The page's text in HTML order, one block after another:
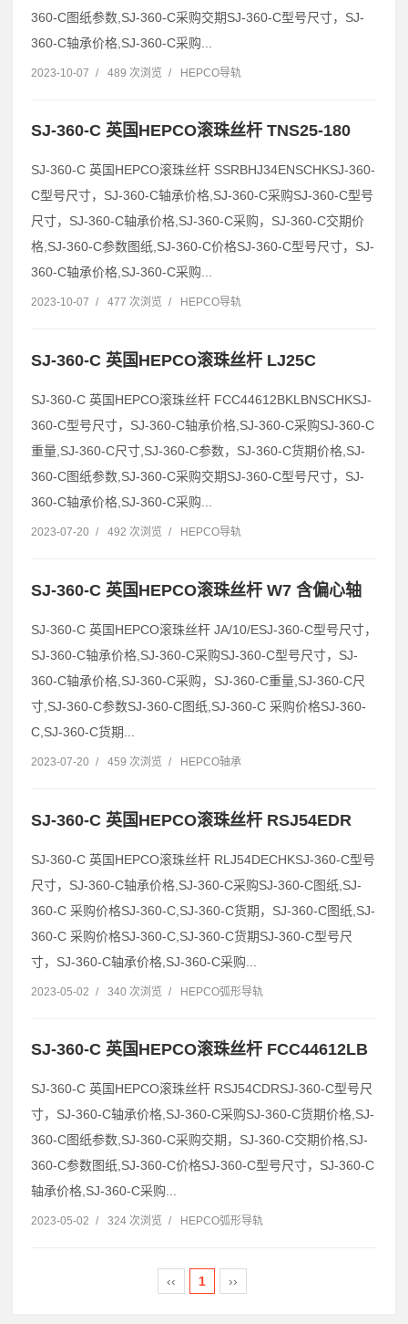
360-C图纸参数,SJ-360-C采购交期SJ-360-C型号尺寸，SJ-
360-C轴承价格,SJ-360-C采购...
2023-10-07 / 489 次浏览 / HEPCO导轨
SJ-360-C 英国HEPCO滚珠丝杆 TNS25-180
SJ-360-C 英国HEPCO滚珠丝杆 SSRBHJ34ENSCHKSJ-360-
C型号尺寸，SJ-360-C轴承价格,SJ-360-C采购SJ-360-C型号
尺寸，SJ-360-C轴承价格,SJ-360-C采购，SJ-360-C交期价
格,SJ-360-C参数图纸,SJ-360-C价格SJ-360-C型号尺寸，SJ-
360-C轴承价格,SJ-360-C采购...
2023-10-07 / 477 次浏览 / HEPCO导轨
SJ-360-C 英国HEPCO滚珠丝杆 LJ25C
SJ-360-C 英国HEPCO滚珠丝杆 FCC44612BKLBNSCHKSJ-
360-C型号尺寸，SJ-360-C轴承价格,SJ-360-C采购SJ-360-C
重量,SJ-360-C尺寸,SJ-360-C参数，SJ-360-C货期价格,SJ-
360-C图纸参数,SJ-360-C采购交期SJ-360-C型号尺寸，SJ-
360-C轴承价格,SJ-360-C采购...
2023-07-20 / 492 次浏览 / HEPCO导轨
SJ-360-C 英国HEPCO滚珠丝杆 W7 含偏心轴
SJ-360-C 英国HEPCO滚珠丝杆 JA/10/ESJ-360-C型号尺寸，
SJ-360-C轴承价格,SJ-360-C采购SJ-360-C型号尺寸，SJ-
360-C轴承价格,SJ-360-C采购，SJ-360-C重量,SJ-360-C尺
寸,SJ-360-C参数SJ-360-C图纸,SJ-360-C 采购价格SJ-360-
C,SJ-360-C货期...
2023-07-20 / 459 次浏览 / HEPCO轴承
SJ-360-C 英国HEPCO滚珠丝杆 RSJ54EDR
SJ-360-C 英国HEPCO滚珠丝杆 RLJ54DECHKSJ-360-C型号
尺寸，SJ-360-C轴承价格,SJ-360-C采购SJ-360-C图纸,SJ-
360-C 采购价格SJ-360-C,SJ-360-C货期，SJ-360-C图纸,SJ-
360-C 采购价格SJ-360-C,SJ-360-C货期SJ-360-C型号尺
寸，SJ-360-C轴承价格,SJ-360-C采购...
2023-05-02 / 340 次浏览 / HEPCO弧形导轨
SJ-360-C 英国HEPCO滚珠丝杆 FCC44612LB
SJ-360-C 英国HEPCO滚珠丝杆 RSJ54CDRSJ-360-C型号尺
寸，SJ-360-C轴承价格,SJ-360-C采购SJ-360-C货期价格,SJ-
360-C图纸参数,SJ-360-C采购交期，SJ-360-C交期价格,SJ-
360-C参数图纸,SJ-360-C价格SJ-360-C型号尺寸，SJ-360-C
轴承价格,SJ-360-C采购...
2023-05-02 / 324 次浏览 / HEPCO弧形导轨
‹‹ 1 ››